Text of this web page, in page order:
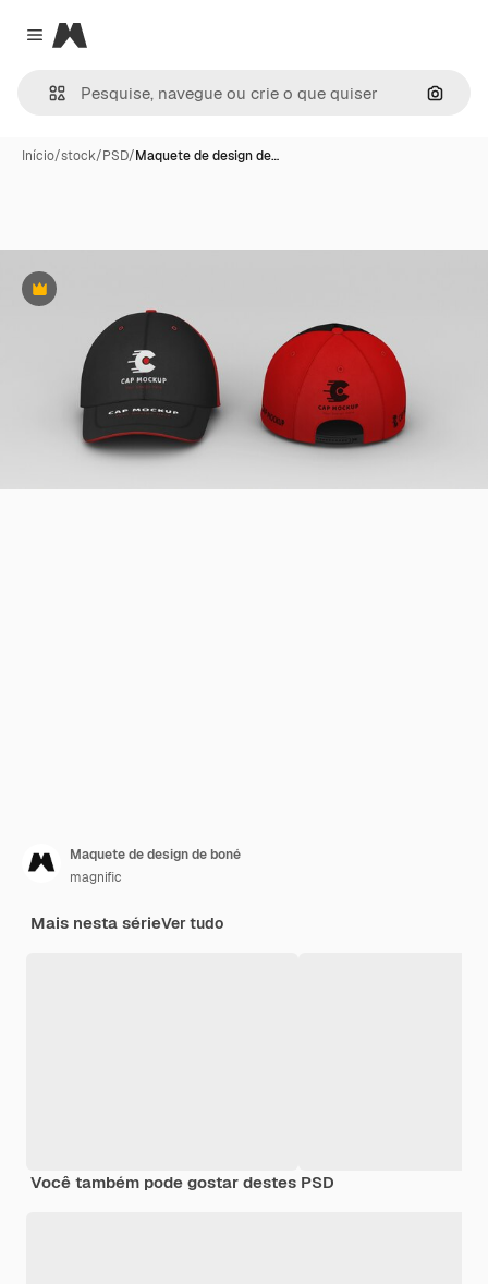
Close menu
Magnific
Início/stock/PSD/Maquete de design de…
Premium
Maquete de design de boné
magnific
Mais nesta sérieVer tudo
Você também pode gostar destes PSD